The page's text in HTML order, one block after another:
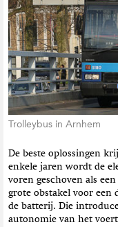
t
i
e
Trolleybus in Arnhem
De beste oplossingen
enkele jaren wordt de
voren geschoven als
grote obstakel voor een
de batterij. Die
autonomie van het